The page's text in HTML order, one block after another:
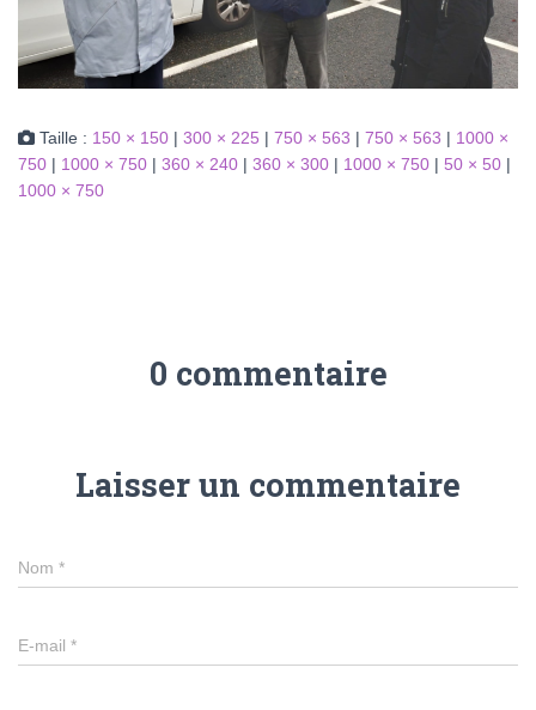
Taille : 150 × 150 | 300 × 225 | 750 × 563 | 750 × 563 | 1000 ×
750 | 1000 × 750 | 360 × 240 | 360 × 300 | 1000 × 750 | 50 × 50 |
1000 × 750
0 commentaire
Laisser un commentaire
Nom *
E-mail *